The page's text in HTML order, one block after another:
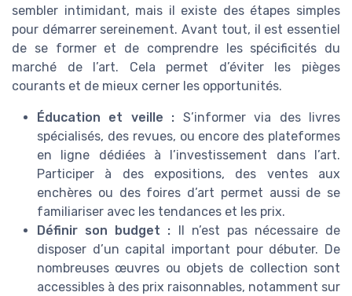
sembler intimidant, mais il existe des étapes simples
pour démarrer sereinement. Avant tout, il est essentiel
de se former et de comprendre les spécificités du
marché de l’art. Cela permet d’éviter les pièges
courants et de mieux cerner les opportunités.
Éducation et veille : S’informer via des livres
spécialisés, des revues, ou encore des plateformes
en ligne dédiées à l’investissement dans l’art.
Participer à des expositions, des ventes aux
enchères ou des foires d’art permet aussi de se
familiariser avec les tendances et les prix.
Définir son budget : Il n’est pas nécessaire de
disposer d’un capital important pour débuter. De
nombreuses œuvres ou objets de collection sont
accessibles à des prix raisonnables, notamment sur